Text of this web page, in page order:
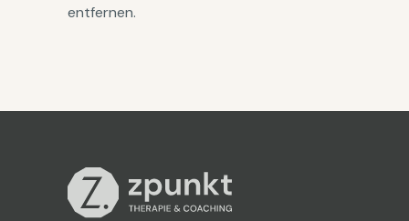
entfernen.